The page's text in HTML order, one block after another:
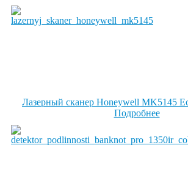
Лазерный сканер Honeywell MK5145
Подробнее